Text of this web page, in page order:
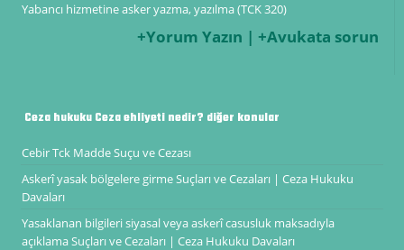
Yabancı hizmetine asker yazma, yazılma (TCK 320)
+Yorum Yazın | +Avukata sorun
Ceza hukuku Ceza ehliyeti nedir? diğer konular
Cebir Tck Madde Suçu ve Cezası
Askerî yasak bölgelere girme Suçları ve Cezaları | Ceza Hukuku
Davaları
Yasaklanan bilgileri siyasal veya askerî casusluk maksadıyla
açıklama Suçları ve Cezaları | Ceza Hukuku Davaları